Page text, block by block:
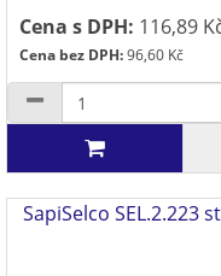
Cena s DPH: 116,89
Cena bez DPH:96,60 Kč
SapiSelco SEL.2.223